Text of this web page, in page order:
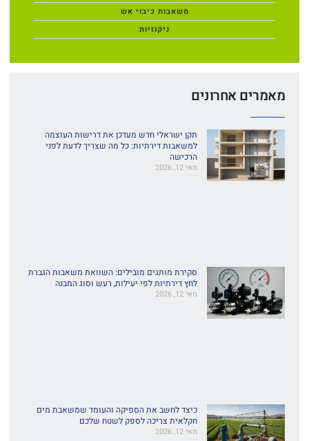
משאבות כיבוי אש
ניקוזיות
מאמרים אחרונים
תקן ישראלי חדש מעדכן את דרישות העוצמה
למשאבות דירתיות: כל מה שצריך לדעת לפני
הרכישה
מאי 12, 2026
סקירת מותגים מובילים: השוואת משאבות הגברת
לחץ דירתיות לפי יעילות, רעש וסוג המבנה
מאי 12, 2026
כיצד לחשב את הספיקה והעומד שמשאבת מים
חקלאית צריכה לספק לשטח שלכם
מאי 12, 2026